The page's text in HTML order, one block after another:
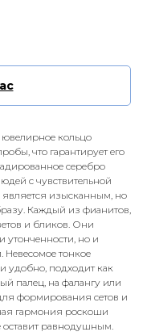
кольцо
что гарантирует его
серебро
с чувствительной
является изысканным, но
Каждый из фианитов,
и бликов. Они
утонченности, но и
Невесомое тонкое
удобно, подходит как
палец, на фалангу или
формирования сетов и
гармония роскоши
оставит равнодушным.